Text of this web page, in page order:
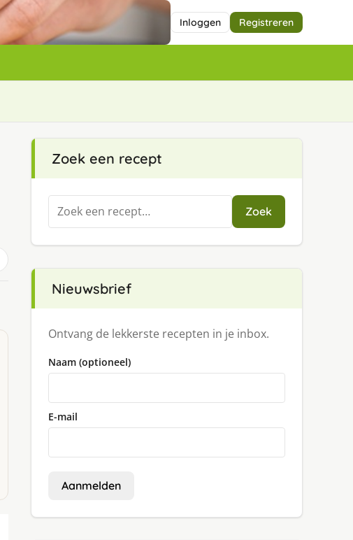
Inloggen Registreren
Zoek een recept
Zoeken
naar:
Zoek
Nieuwsbrief
Ontvang de lekkerste recepten in je inbox.
Naam (optioneel)
E-mail
Aanmelden